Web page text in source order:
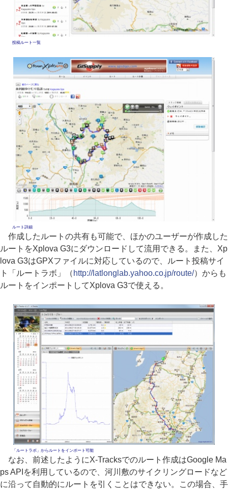
投稿ルート一覧
ルート詳細
作成したルートの共有も可能で、ほかのユーザーが作成した
ルートをXplova G3にダウンロードして流用できる。また、Xp
lova G3はGPXファイルに対応しているので、ルート投稿サイ
ト「ルートラボ」（ http://latlonglab.yahoo.co.jp/route/）からも
ルートをインポートしてXplova G3で使える。
「ルートラボ」からルートをインポート可能
なお、前述したようにX-Tracksでのルート作成はGoogle Ma
ps APIを利用しているので、河川敷のサイクリングロードなど
に沿って自動的にルートを引くことはできない。この場合、手